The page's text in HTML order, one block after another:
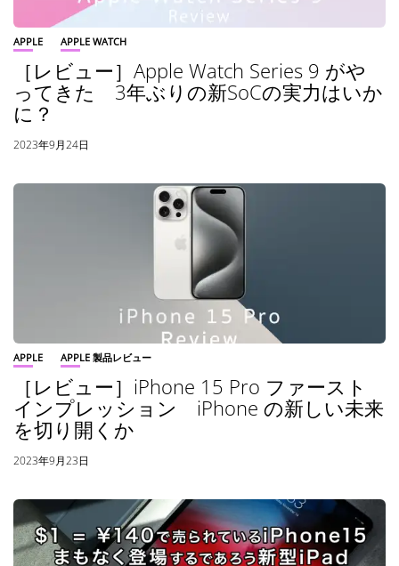
APPLE APPLE WATCH
［レビュー］Apple Watch Series 9 がや
ってきた 3年ぶりの新SoCの実力はいか
に？
2023年9月24日
APPLE APPLE 製品レビュー
［レビュー］iPhone 15 Pro ファースト
インプレッション iPhone の新しい未来
を切り開くか
2023年9月23日